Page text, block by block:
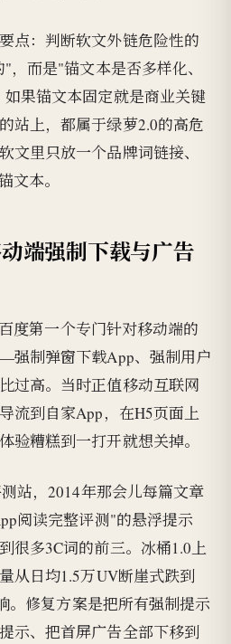
点：判断软文外链危险性的
而是"锚文本是否多样化、
果锚文本固定就是商业关键
站上，都属于绿萝2.0的高危
文里只放一个品牌词链接、
文本。
端强制下载与广告
度第一个专门针对移动端的
制弹窗下载App、强制用户
过高。当时正值移动互联网
流到自家App，在H5页面上
验糟糕到一打开就想关掉。
站，2014年那会儿每篇文章
阅读完整评测"的悬浮提示
很多3C词的前三。冰桶1.0上
从日均1.5万UV断崖式跌到
。修复方案是把所有强制提示
示、把首屏广告全部下移到